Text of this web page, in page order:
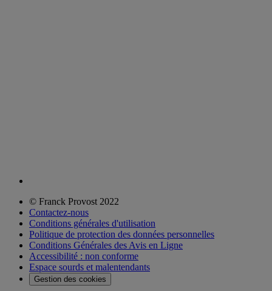
© Franck Provost 2022
Contactez-nous
Conditions générales d'utilisation
Politique de protection des données personnelles
Conditions Générales des Avis en Ligne
Accessibilité : non conforme
Espace sourds et malentendants
Gestion des cookies